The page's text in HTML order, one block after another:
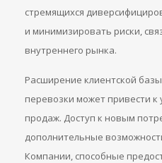
стремящихся
и минимизировать риски,
внутреннего рынка.
Расширение клиентской
перевозки может привести
продаж. Доступ к новым
дополнительные
Компании, способные